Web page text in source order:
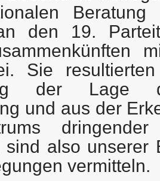
den 19.
Sie
der Lage
und aus der
sind also unserer
vermitteln.